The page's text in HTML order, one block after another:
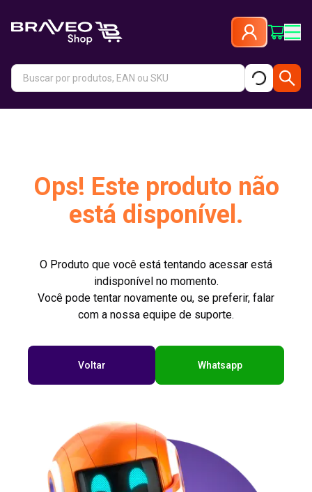
Ops! Este produto não
está disponível.
O Produto que você está tentando acessar está
indisponível no momento.
Você pode tentar novamente ou, se preferir, falar
com a nossa equipe de suporte.
Voltar Whatsapp